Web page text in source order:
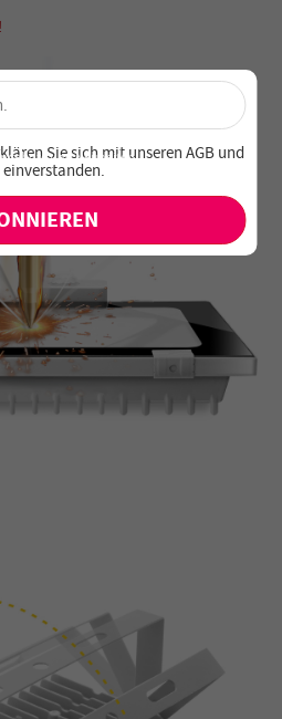
– Jetzt abonnieren!
Newsletter an und verpasse keine
und Neuheiten!
×
Sie sich mit unserenAGBund
.